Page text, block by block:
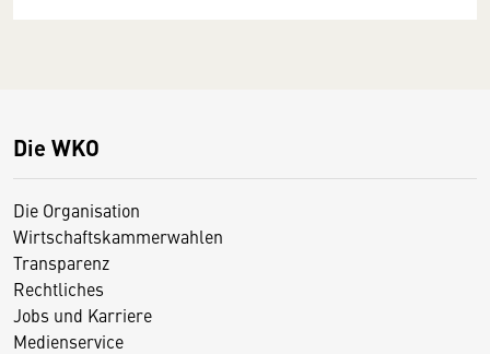
Die WKO
Die Organisation
Wirtschaftskammerwahlen
Transparenz
Rechtliches
Jobs und Karriere
Medienservice